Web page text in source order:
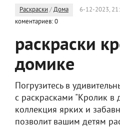
Раскраски /Дома 6-12-2023,
коментариев: 0
раскраски
домике
Погрузитесь в
с раскрасками "Кролик в
коллекция ярких и
позволит вашим детям